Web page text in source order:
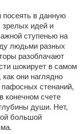
в данную
зрелых идей и
ступенью на
людьми разных
разоблачают
шокирует в самом
они наглядно
стенаний,
конечном счете
души. Нет,
большой